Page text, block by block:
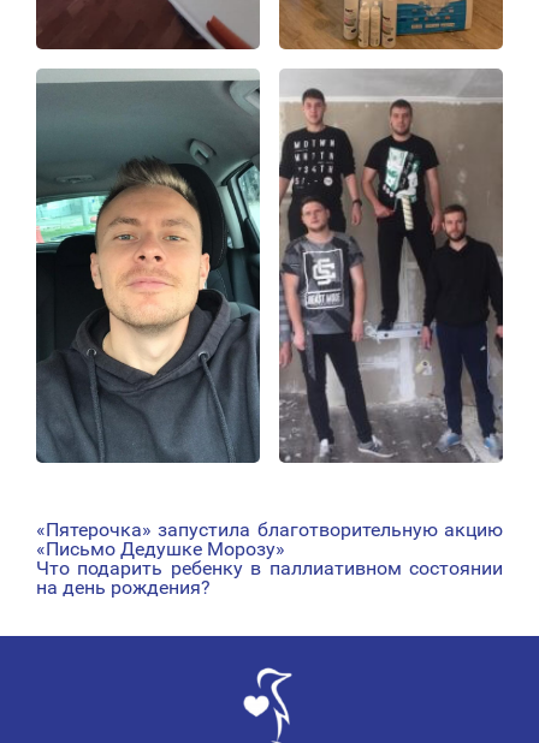
НАВИГАЦИЯ
ПО
ЗАПИСЯМ
«Пятерочка» запустила благотворительную акцию
«Письмо Дедушке Морозу»
Что подарить ребенку в паллиативном состоянии
на день рождения?